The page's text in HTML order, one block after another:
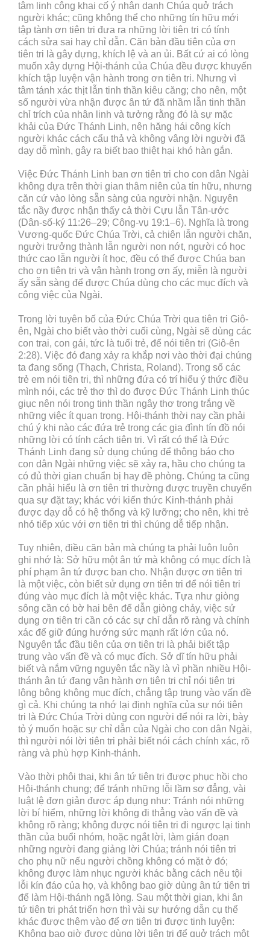
tâm linh công khai cố ý nhân danh Chúa quở trách
người khác; cũng không thể cho những tín hữu mới
tập tành ơn tiên tri đưa ra những lời tiên tri có tính
cách sửa sai hay chỉ dẫn. Căn bản đầu tiên của ơn
tiên tri là gây dựng, khích lệ và an ủi. Bất cứ ai có lòng
muốn xây dựng Hội-thánh của Chúa đều được khuyến
khích tập luyện vận hành trong ơn tiên tri. Nhưng vì
tâm tánh xác thịt lẫn tinh thần kiêu căng; cho nên, một
số người vừa nhận được ân tứ đã nhầm lẫn tinh thần
chỉ trích của nhân linh và tưởng rằng đó là sự mặc
khải của Đức Thánh Linh, nên hăng hái công kích
người khác cách cẩu thả và không vâng lời người đã
dạy dỗ mình, gây ra biết bao thiệt hại khó hàn gắn.
Việc Đức Thánh Linh ban ơn tiên tri cho con dân Ngài
không dựa trên thời gian thâm niên của tín hữu, nhưng
căn cứ vào lòng sẵn sàng của người nhận. Nguyên
tắc nầy được nhận thấy cả thời Cựu lẫn Tân-ước
(Dân-số-ký 11:26–29; Công-vụ 19:1–6). Nghĩa là trong
Vương-quốc Đức Chúa Trời, cả chiên lẫn người chăn,
người trưởng thành lẫn người non nớt, người có học
thức cao lẫn người ít học, đều có thể được Chúa ban
cho ơn tiên tri và vận hành trong ơn ấy, miễn là người
ấy sẵn sàng để được Chúa dùng cho các mục đích và
công việc của Ngài.
Trong lời tuyên bố của Đức Chúa Trời qua tiên tri Giô-
ên, Ngài cho biết vào thời cuối cùng, Ngài sẽ dùng các
con trai, con gái, tức là tuổi trẻ, để nói tiên tri (Giô-ên
2:28). Việc đó đang xảy ra khắp nơi vào thời đại chúng
ta đang sống (Thạch, Christa, Roland). Trong số các
trẻ em nói tiên tri, thì những đứa có trí hiểu ý thức điều
mình nói, các trẻ thơ thì do được Đức Thánh Linh thúc
giục nên nói trong tinh thần ngây thơ trong trắng về
những việc ít quan trọng. Hội-thánh thời nay cần phải
chú ý khi nào các đứa trẻ trong các gia đình tín đồ nói
những lời có tính cách tiên tri. Vì rất có thể là Đức
Thánh Linh đang sử dụng chúng để thông báo cho
con dân Ngài những việc sẽ xảy ra, hầu cho chúng ta
có đủ thời gian chuẩn bị hay đề phòng. Chúng ta cũng
cần phải hiểu là ơn tiên tri thường được truyền chuyển
qua sự đặt tay; khác với kiến thức Kinh-thánh phải
được dạy dỗ có hệ thống và kỹ lưỡng; cho nên, khi trẻ
nhỏ tiếp xúc với ơn tiên tri thì chúng dễ tiếp nhận.
Tuy nhiên, điều căn bản mà chúng ta phải luôn luôn
ghi nhớ là: Sở hữu một ân tứ mà không có mục đích là
phí phạm ân tứ được ban cho. Nhận được ơn tiên tri
là một việc, còn biết sử dụng ơn tiên tri để nói tiên tri
đúng vào mục đích là một việc khác. Tựa như giòng
sông cần có bờ hai bên để dẫn giòng chảy, việc sử
dụng ơn tiên tri cần có các sự chỉ dẫn rõ ràng và chính
xác để giữ đúng hướng sức mạnh rất lớn của nó.
Nguyên tắc đầu tiên của ơn tiên tri là phải biết tập
trung vào vấn đề và có mục đích. Sở dĩ tín hữu phải
biết và nắm vững nguyên tắc nầy là vì phần nhiều Hội-
thánh ân tứ đang vận hành ơn tiên tri chỉ nói tiên tri
lông bông không mục đích, chẳng tập trung vào vấn đề
gì cả. Khi chúng ta nhớ lại định nghĩa của sự nói tiên
tri là Đức Chúa Trời dùng con người để nói ra lời, bày
tỏ ý muốn hoặc sự chỉ dẫn của Ngài cho con dân Ngài,
thì người nói lời tiên tri phải biết nói cách chính xác, rõ
ràng và phù hợp Kinh-thánh.
Vào thời phôi thai, khi ân tứ tiên tri được phục hồi cho
Hội-thánh chung; để tránh những lỗi lầm sơ đẳng, vài
luật lệ đơn giản được áp dụng như: Tránh nói những
lời bí hiểm, những lời không đi thẳng vào vấn đề và
không rõ ràng; không được nói tiên tri đi ngược lại tinh
thần của buổi nhóm, hoặc ngắt lời, làm gián đoạn
những người đang giảng lời Chúa; tránh nói tiên tri
cho phụ nữ nếu người chồng không có mặt ở đó;
không được làm nhục người khác bằng cách nêu tội
lỗi kín đáo của họ, và không bao giờ dùng ân tứ tiên tri
để làm Hội-thánh ngã lòng. Sau một thời gian, khi ân
tứ tiên tri phát triển hơn thì vài sự hướng dẫn cụ thể
khác được thêm vào để ơn tiên tri được tinh luyện:
Không bao giờ được dùng lời tiên tri để quở trách một